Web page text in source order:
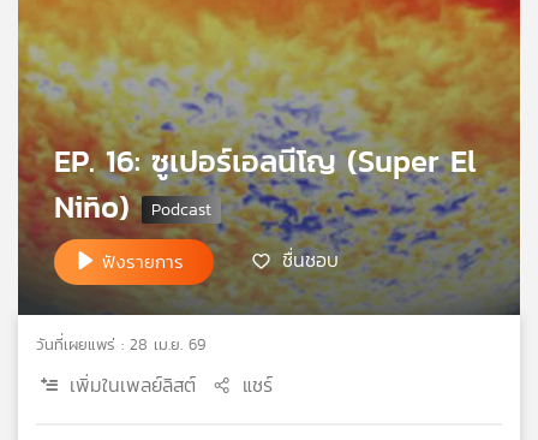
เครือ
ข่าย
วิทยุ
ไทย
พี
บี
เอส
แผนที่
เครือ
ข่าย
EP. 16: ซูเปอร์เอลนีโญ (Super El
Niño)
ฟังรายการ ชื่นชอบ
วันที่เผยแพร่ : 28 เม.ย. 69
เพิ่มในเพลย์ลิสต์ แชร์